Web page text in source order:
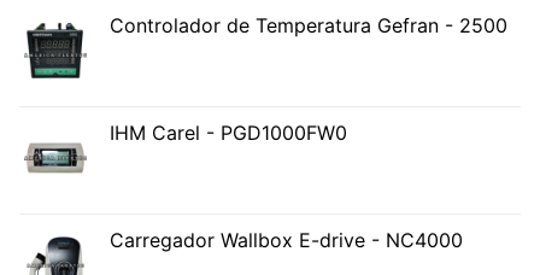
Controlador de Temperatura Gefran - 2500
IHM Carel - PGD1000FW0
Carregador Wallbox E-drive - NC4000